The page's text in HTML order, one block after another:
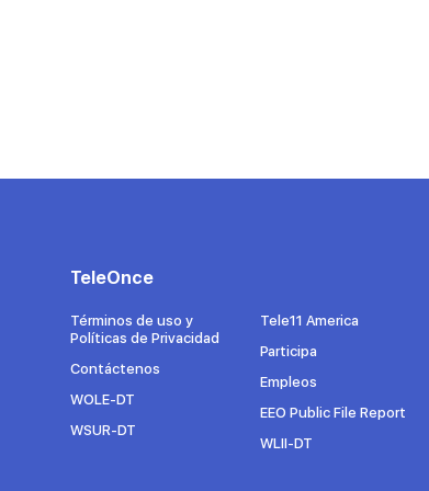
TeleOnce
Términos de uso y
Políticas de Privacidad
Contáctenos
WOLE-DT
WSUR-DT
Tele11 America
Participa
Empleos
EEO Public File Report
WLII-DT